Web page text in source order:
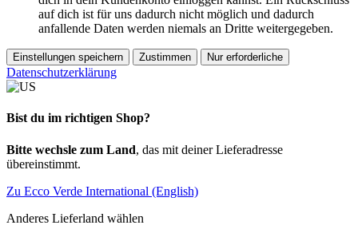
auf dich ist für uns dadurch nicht möglich und dadurch
anfallende Daten werden niemals an Dritte weitergegeben.
Einstellungen speichern Zustimmen Nur erforderliche
Datenschutzerklärung
Bist du im richtigen Shop?
Bitte wechsle zum Land, das mit deiner Lieferadresse
übereinstimmt.
Zu Ecco Verde International (English)
Anderes Lieferland wählen